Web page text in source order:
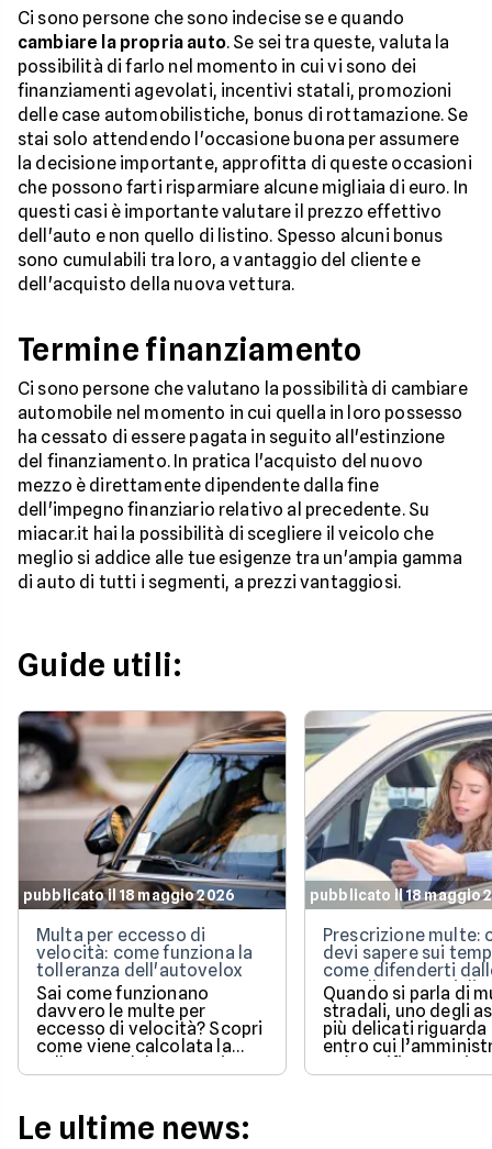
Ci sono persone che sono indecise se e quando
cambiare la propria auto. Se sei tra queste, valuta la
possibilità di farlo nel momento in cui vi sono dei
finanziamenti agevolati, incentivi statali, promozioni
delle case automobilistiche, bonus di rottamazione. Se
stai solo attendendo l'occasione buona per assumere
la decisione importante, approfitta di queste occasioni
che possono farti risparmiare alcune migliaia di euro. In
questi casi è importante valutare il prezzo effettivo
dell'auto e non quello di listino. Spesso alcuni bonus
sono cumulabili tra loro, a vantaggio del cliente e
dell'acquisto della nuova vettura.
Termine finanziamento
Ci sono persone che valutano la possibilità di cambiare
automobile nel momento in cui quella in loro possesso
ha cessato di essere pagata in seguito all'estinzione
del finanziamento. In pratica l'acquisto del nuovo
mezzo è direttamente dipendente dalla fine
dell'impegno finanziario relativo al precedente. Su
miacar.it hai la possibilità di scegliere il veicolo che
meglio si addice alle tue esigenze tra un'ampia gamma
di auto di tutti i segmenti, a prezzi vantaggiosi.
Guide utili:
pubblicato il 18 maggio 2026
Multa per eccesso di
velocità: come funziona la
tolleranza dell'autovelox
Sai come funzionano
davvero le multe per
eccesso di velocità? Scopri
come viene calcolata la
tolleranza del 5% prevista
dalla legge e quali sono le
2026 per evitare brutte
sorprese alla guida.
pubblicato il 18 maggio
Prescrizione multe:
devi sapere sui
come difenderti
cartelle esattoriali
Quando si parla di
stradali, uno degli
più delicati riguarda
entro cui
può notificare o
un pagamento.
Le ultime news: